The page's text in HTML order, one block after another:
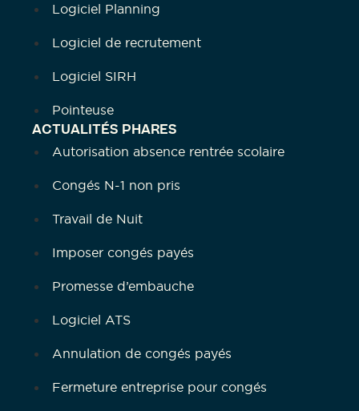
Logiciel Planning
Logiciel de recrutement
Logiciel SIRH
Pointeuse
ACTUALITÉS PHARES
Autorisation absence rentrée scolaire
Congés N-1 non pris
Travail de Nuit
Imposer congés payés
Promesse d’embauche
Logiciel ATS
Annulation de congés payés
Fermeture entreprise pour congés